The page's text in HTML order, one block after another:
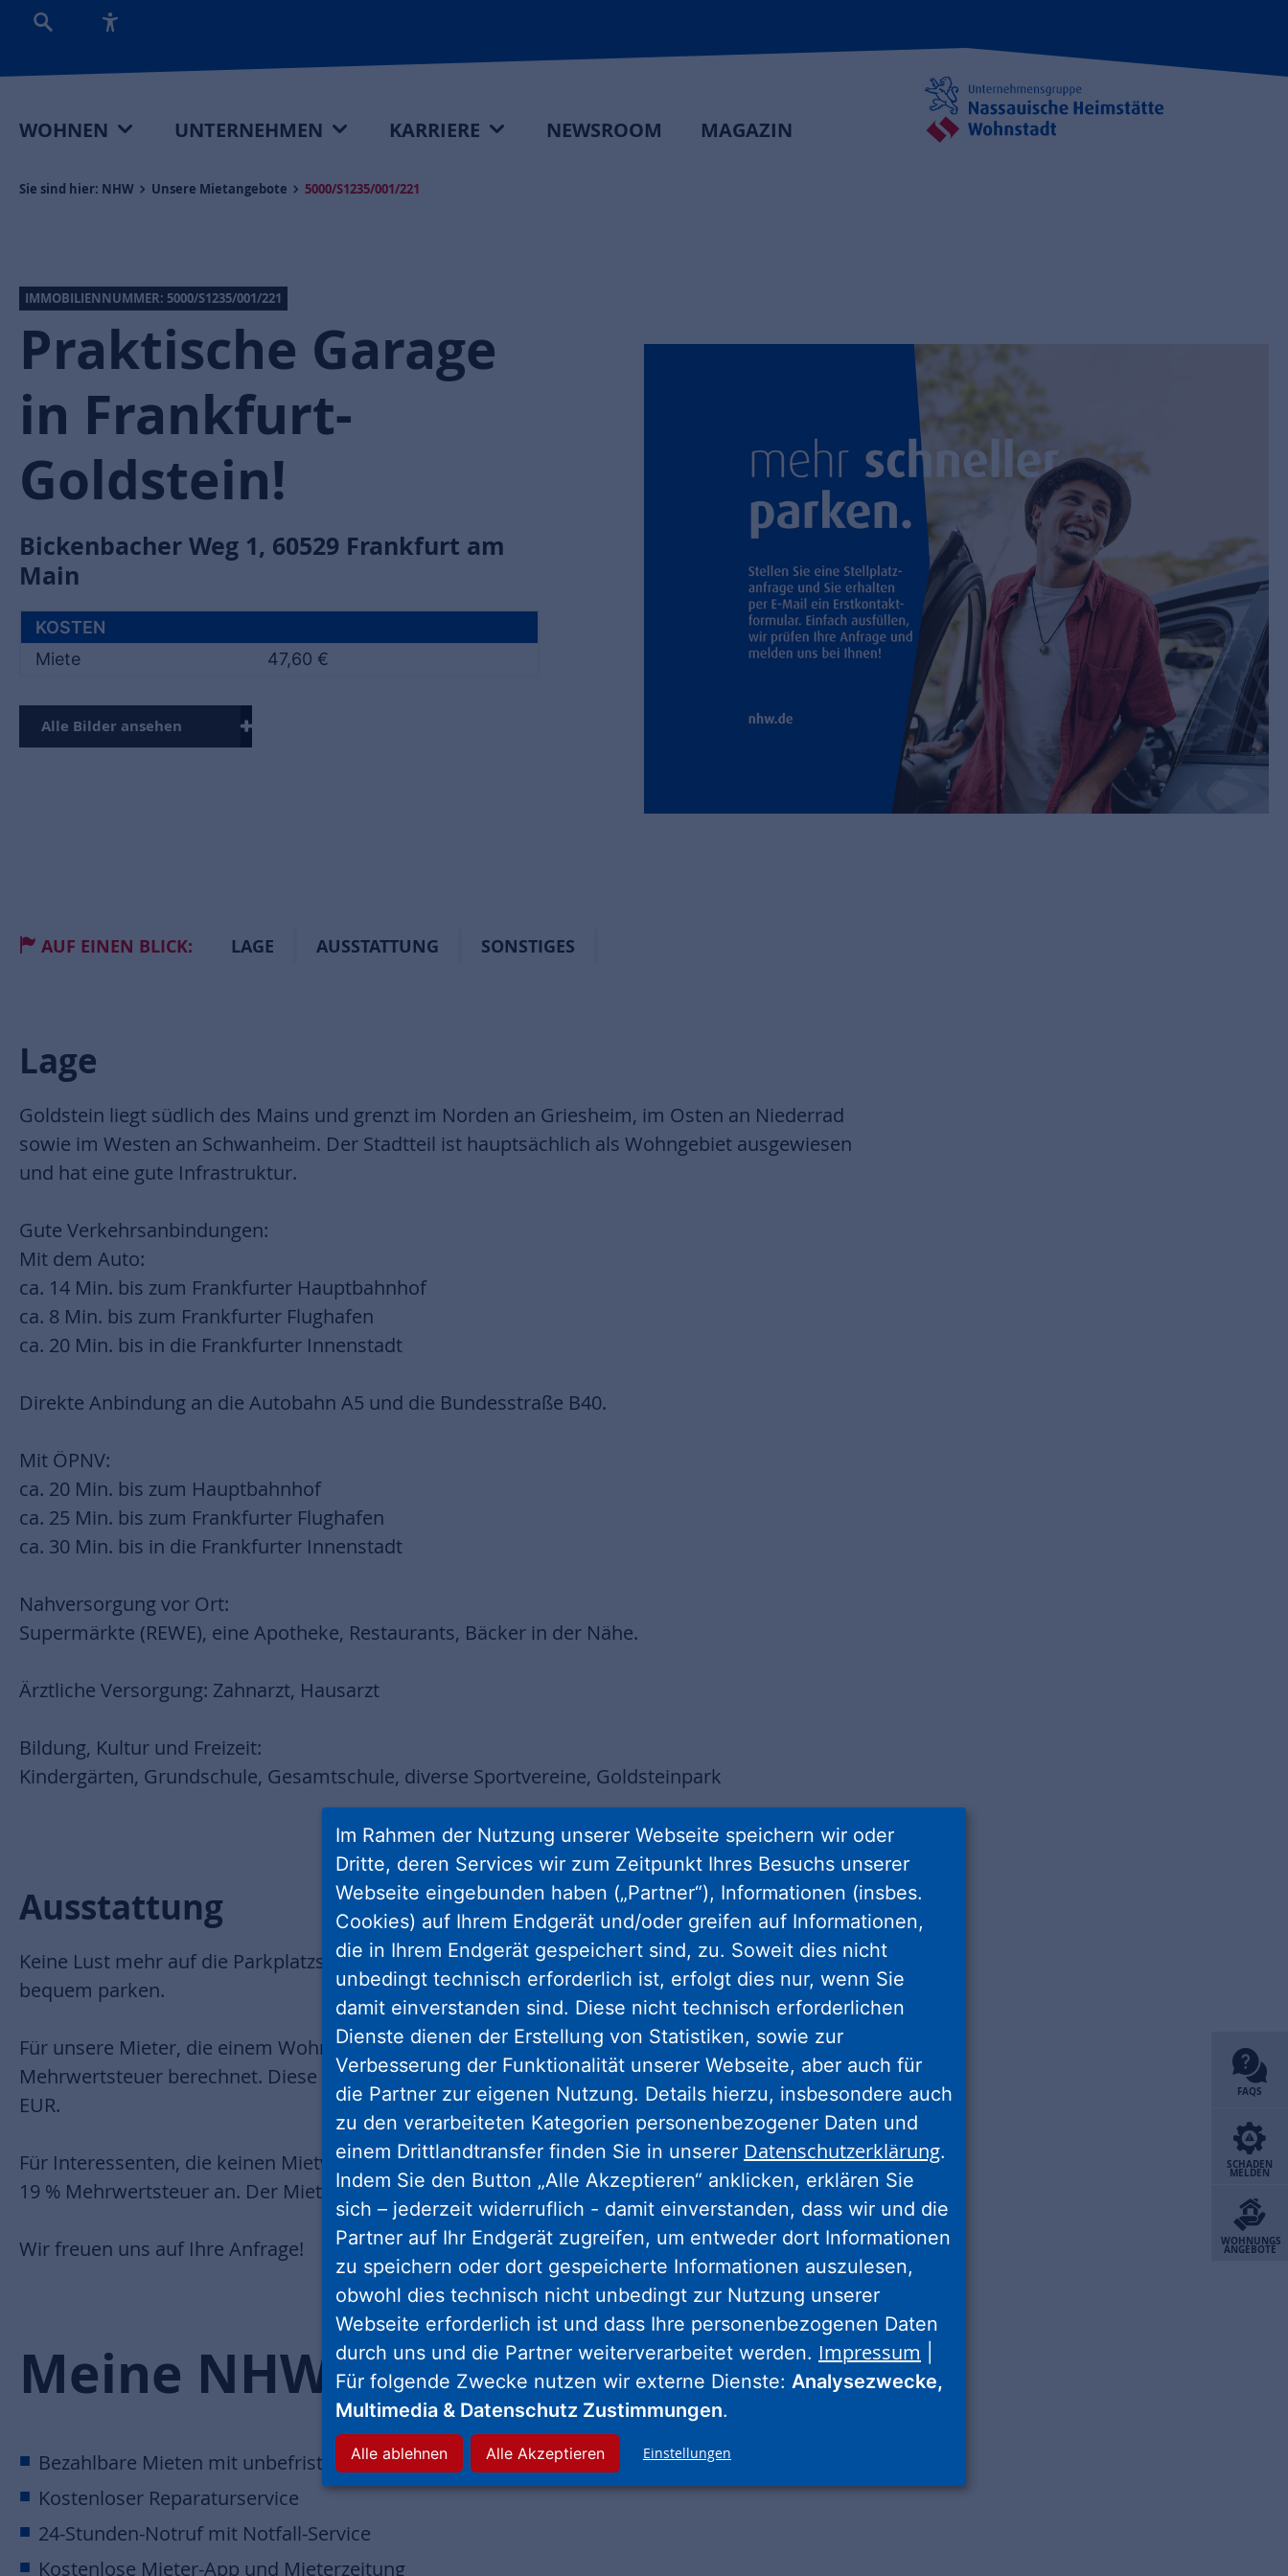
WOHNEN UNTERNEHMEN KARRIERE NEWSROOM MAGAZIN
FAQS
SCHADEN
MELDEN
WOHNUNGS
ANGEBOTE
Sie sind hier: NHW Unsere Mietangebote 5000/S1235/001/221
IMMOBILIENNUMMER: 5000/S1235/001/221
Praktische Garage
in Frankfurt-
Goldstein!
Bickenbacher Weg 1, 60529 Frankfurt am
Main
KOSTEN
Miete
47,60 €
Alle Bilder ansehen
AUF EINEN BLICK: LAGE AUSSTATTUNG SONSTIGES
Lage
Goldstein liegt südlich des Mains und grenzt im Norden an Griesheim, im Osten an Niederrad
sowie im Westen an Schwanheim. Der Stadtteil ist hauptsächlich als Wohngebiet ausgewiesen
und hat eine gute Infrastruktur.
Gute Verkehrsanbindungen:
Mit dem Auto:
ca. 14 Min. bis zum Frankfurter Hauptbahnhof
ca. 8 Min. bis zum Frankfurter Flughafen
ca. 20 Min. bis in die Frankfurter Innenstadt
Direkte Anbindung an die Autobahn A5 und die Bundesstraße B40.
Mit ÖPNV:
ca. 20 Min. bis zum Hauptbahnhof
ca. 25 Min. bis zum Frankfurter Flughafen
ca. 30 Min. bis in die Frankfurter Innenstadt
Nahversorgung vor Ort:
Supermärkte (REWE), eine Apotheke, Restaurants, Bäcker in der Nähe.
Ärztliche Versorgung: Zahnarzt, Hausarzt
Bildung, Kultur und Freizeit:
Kindergärten, Grundschule, Gesamtschule, diverse Sportvereine, Goldsteinpark
Ausstattung
Keine Lust mehr auf die Parkplatzsuche? In dieser Garage können Sie Ihr Auto
bequem parken.
Für unsere Mieter, die einem Wohnmietvertrag mit uns haben, wird keine
Mehrwertsteuer berechnet. Diese zahlen einen monatlichen Mietpreis von 40,00
EUR.
Für Interessenten, die keinen Mietvertrag für eine Wohnung mit uns haben, fallen
19 % Mehrwertsteuer an. Der Mietpreis beträgt dann 47,60 EUR.
Wir freuen uns auf Ihre Anfrage!
Meine NHW. Mein Zuhause.
Bezahlbare Mieten mit unbefristetem Vertrag
Kostenloser Reparaturservice
24-Stunden-Notruf mit Notfall-Service
Kostenlose Mieter-App und Mieterzeitung
Im Rahmen der Nutzung unserer Webseite speichern wir oder
Dritte, deren Services wir zum Zeitpunkt Ihres Besuchs unserer
Webseite eingebunden haben („Partner“), Informationen (insbes.
Cookies) auf Ihrem Endgerät und/oder greifen auf Informationen,
die in Ihrem Endgerät gespeichert sind, zu. Soweit dies nicht
unbedingt technisch erforderlich ist, erfolgt dies nur, wenn Sie
damit einverstanden sind. Diese nicht technisch erforderlichen
Dienste dienen der Erstellung von Statistiken, sowie zur
Verbesserung der Funktionalität unserer Webseite, aber auch für
die Partner zur eigenen Nutzung. Details hierzu, insbesondere auch
zu den verarbeiteten Kategorien personenbezogener Daten und
einem Drittlandtransfer finden Sie in unserer Datenschutzerklärung.
Indem Sie den Button „Alle Akzeptieren“ anklicken, erklären Sie
sich – jederzeit widerruflich - damit einverstanden, dass wir und die
Partner auf Ihr Endgerät zugreifen, um entweder dort Informationen
zu speichern oder dort gespeicherte Informationen auszulesen,
obwohl dies technisch nicht unbedingt zur Nutzung unserer
Webseite erforderlich ist und dass Ihre personenbezogenen Daten
durch uns und die Partner weiterverarbeitet werden. Impressum
Für folgende Zwecke nutzen wir externe Dienste: Analysezwecke,
Multimedia & Datenschutz Zustimmungen.
Einstellungen
Alle ablehnen Alle Akzeptieren